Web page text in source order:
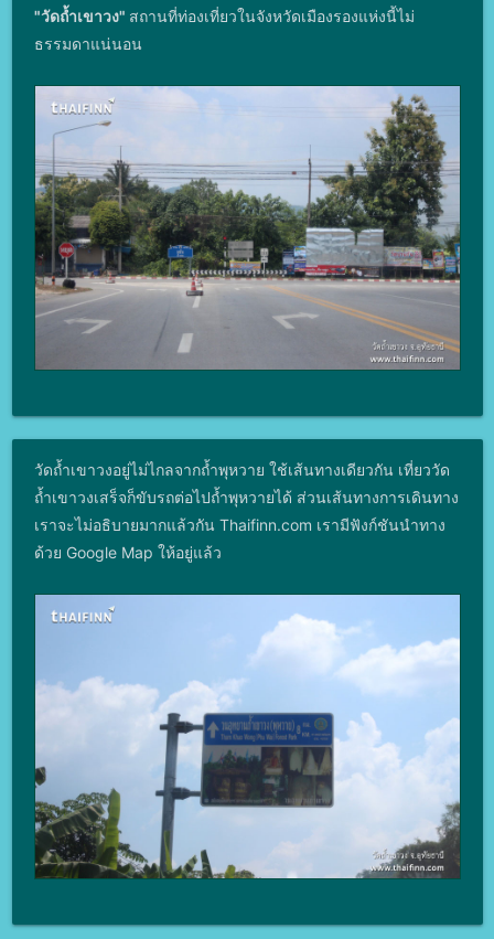
"วัดถ้ำเขาวง" สถานที่ท่องเที่ยวในจังหวัดเมืองรองแห่งนี้ไม่
ธรรมดาแน่นอน
วัดถ้ำเขาวงอยู่ไม่ไกลจากถ้ำพุหวาย ใช้เส้นทางเดียวกัน เที่ยววัด
ถ้ำเขาวงเสร็จก็ขับรถต่อไปถ้ำพุหวายได้ ส่วนเส้นทางการเดินทาง
เราจะไม่อธิบายมากแล้วกัน Thaifinn.com เรามีฟังก์ชันนำทาง
ด้วย Google Map ให้อยู่แล้ว